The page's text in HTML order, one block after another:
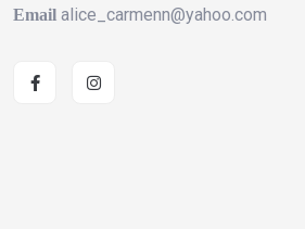
Email alice_carmenn@yahoo.com